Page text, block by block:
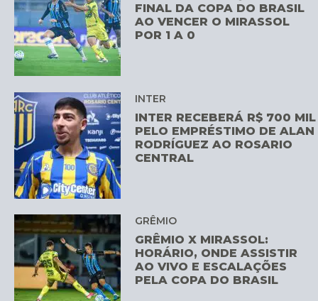
FINAL DA COPA DO BRASIL
AO VENCER O MIRASSOL
POR 1 A 0
INTER
INTER RECEBERÁ R$ 700 MIL
PELO EMPRÉSTIMO DE ALAN
RODRÍGUEZ AO ROSARIO
CENTRAL
GRÊMIO
GRÊMIO X MIRASSOL:
HORÁRIO, ONDE ASSISTIR
AO VIVO E ESCALAÇÕES
PELA COPA DO BRASIL